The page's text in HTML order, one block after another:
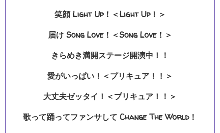
笑顔 Light Up！＜Light Up！＞
届け Song Love！＜Song Love！＞
きらめき満開ステージ開演中！！
愛がいっぱい！＜プリキュア！！＞
大丈夫ゼッタイ！＜プリキュア！！＞
歌って踊ってファンサして Change The World！